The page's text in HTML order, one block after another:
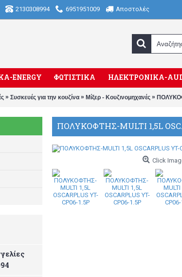
2130308994 6951951009 Αποστολές
ENERGY ΦΩΤΙΣΤΙΚΑ ΗΛΕΚΤΡΟΝΙΚΑ-
» Συσκευές για την κουζίνα » Μίξερ - Κουζινομηχανές »
ΠΟΛΥΚΟΦΤΗΣ-MULTI 1,5L
Click